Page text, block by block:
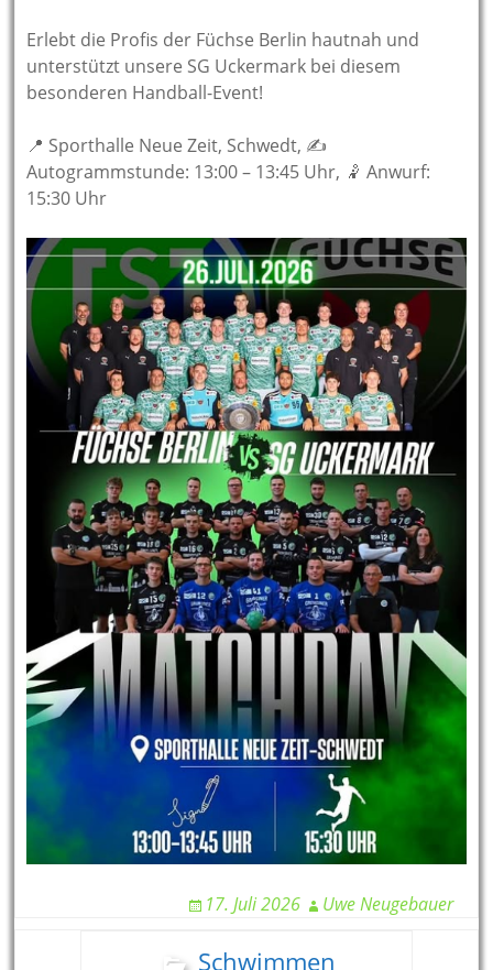
Erlebt die Profis der Füchse Berlin hautnah und
unterstützt unsere SG Uckermark bei diesem
besonderen Handball-Event!
📍 Sporthalle Neue Zeit, Schwedt, ✍️
Autogrammstunde: 13:00 – 13:45 Uhr, 🤾 Anwurf:
15:30 Uhr
17. Juli 2026 Uwe Neugebauer
Schwimmen